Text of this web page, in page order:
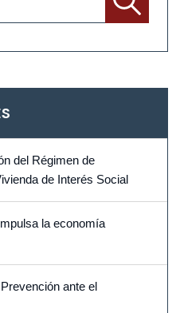
del Régimen de
de Interés Social
la economía
ante el